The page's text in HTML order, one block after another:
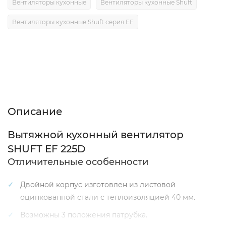
Вентиляторы кухонные Вентиляторы кухонные Shuft
Вентиляторы кухонные Shuft серия EF
Описание
Вытяжной кухонный вентилятор
SHUFT EF 225D
Отличительные особенности
Двойной корпус изготовлен из листовой
оцинкованной стали с теплоизоляцией 40 мм.
Возможны 3 положения патрубка.